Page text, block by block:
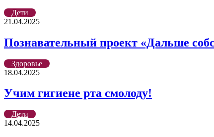
Дети
21.04.2025
Познавательный проект «Дальше
Здоровье
18.04.2025
Учим гигиене рта смолоду!
Дети
14.04.2025